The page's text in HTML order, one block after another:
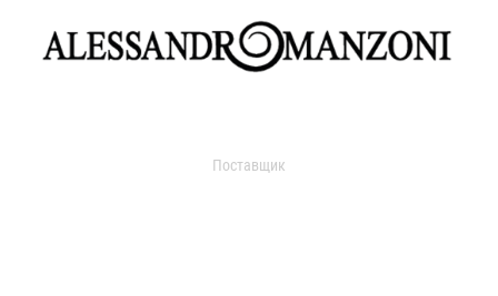
Поставщик